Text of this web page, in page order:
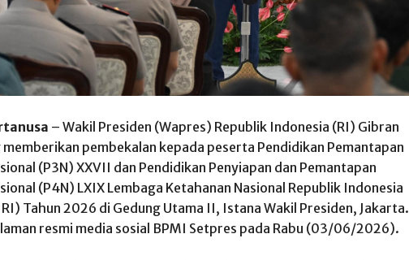
– Wakil Presiden (Wapres) Republik Indonesia (RI) Gibran
memberikan pembekalan kepada peserta Pendidikan Pemantapan
(P3N) XXVII dan Pendidikan Penyiapan dan Pemantapan
(P4N) LXIX Lembaga Ketahanan Nasional Republik Indonesia
Tahun 2026 di Gedung Utama II, Istana Wakil Presiden, Jakarta.
resmi media sosial BPMI Setpres pada Rabu (03/06/2026).